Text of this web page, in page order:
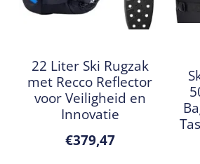
22 Liter Ski Rugzak
met Recco Reflector
voor Veiligheid en
Innovatie
€379,47